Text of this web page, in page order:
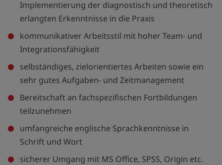
Implementierung der diagnostisch und theoretisch
erlangten Erkenntnisse in die Praxis
kommunikativer Arbeitsstil mit hoher Team- und
Integrationsfähigkeit
selbständiges, zielorientiertes Arbeiten sowie ein
sehr gutes Aufgaben- und Zeitmanagement
Bereitschaft an fachspezifischen Fortbildungen
teilzunehmen
umfangreiche englische Sprachkenntnisse in
Schrift und Wort
sicherer Umgang mit MS Office, SPSS, Origin etc.